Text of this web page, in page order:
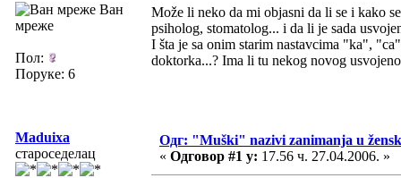
Ван
мреже
Пол:
Поруке: 6
Može li neko da mi objasni da li se i kako
psiholog, stomatolog... i da li je sada
I šta je sa onim starim nastavcima "ka",
doktorka...? Ima li tu nekog novog
Maduixa
староседелац
Одг: "Muški" nazivi zanimanja u
« Одговор #1 у: 17.56 ч. 27.04.2006. »